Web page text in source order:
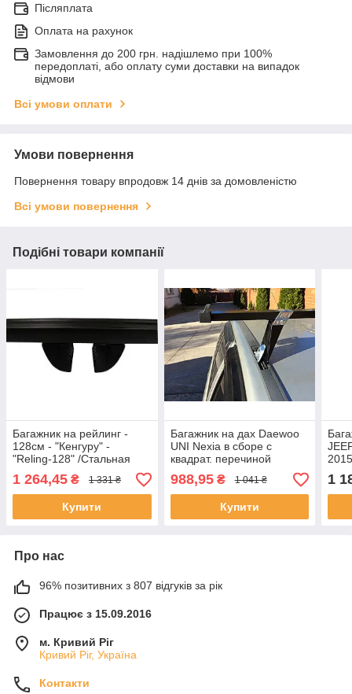
Післяплата
Оплата на рахунок
Замовлення до 200 грн. надішлемо при 100%
передоплаті, або оплату суми доставки на випадок
відмови
Всі умови оплати
Умови повернення
Повернення товару впродовж 14 днів за домовленістю
Всі умови повернення
Подібні товари компанії
Багажник на рейлинг -
128cм - "Кенгуру" -
"Reling-128" /Стальная
квадр. поперечина
1 264,45 ₴ 1 331 ₴
Купити
Багажник на дах Daewoo
UNI Nexia в сборе с
квадрат. перечиной
(1,28м) "Кенгуру" 2 планки
988,95₴ 1 041 ₴
Купити
1
Про нас
96% позитивних з 807 відгуків за рік
Працює з 15.09.2016
м. Кривий Ріг
Кривий Ріг, Україна
Контакти